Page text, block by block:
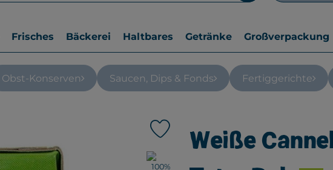
Frisches Bäckerei Haltbares Getränke Großverpackung
Obst-Konserven Saucen, Dips & Fonds Fertiggerichte
Weiße
Produkt zu Favouriten hinzufügen
, Verband: